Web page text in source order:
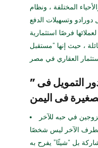
المختلفة ، ونظام
وتسهيلات الدفع
فرصًا استثمارية
، حيث إنها “مستقبل
” دراسة اقتصادية لدور التمويل فى
في حبه للآخر
الآخر ليس شخصًا
بل “شيئًا” يفرح به